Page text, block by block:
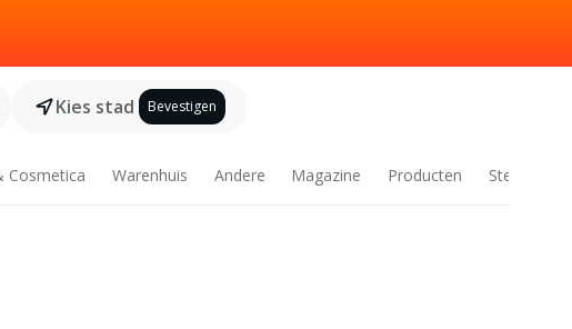
Kies stad Bevestigen
Cosmetica Warenhuis Andere Magazine Producten Steden